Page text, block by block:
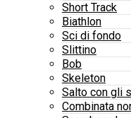
Short Track
Biathlon
Sci di fondo
Slittino
Bob
Skeleton
Salto con gli
Combinata